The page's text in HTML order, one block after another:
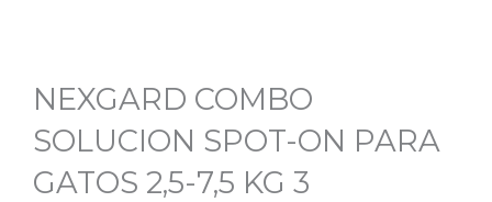
NEXGARD COMBO
SOLUCION SPOT-ON PARA
GATOS 2,5-7,5 KG 3